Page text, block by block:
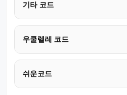
기타 코드
우쿨렐레 코드
쉬운코드